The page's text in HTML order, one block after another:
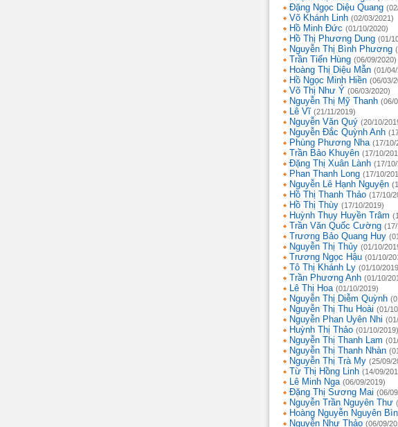
Đặng Ngọc Diệu Quang
Võ Khánh Linh (02/03/2021)
Hồ Minh Đức (01/10/2020)
Hồ Thị Phương Dung (01/
Nguyễn Thị Bình Phương
Trần Tiến Hùng (06/09/2020)
Hoàng Thị Diệu Mẫn (01/
Hồ Ngọc Minh Hiền (06/03/
Võ Thị Như Ý (06/03/2020)
Nguyễn Thị Mỹ Thanh (06/
Lê Vĩ (21/11/2019)
Nguyễn Văn Quý (20/10/
Nguyễn Đắc Quỳnh Anh
Phùng Phương Nha (17/10/
Trần Bảo Khuyên (17/10/
Đặng Thị Xuân Lành (17/
Phan Thanh Long (17/10/
Nguyễn Lê Hạnh Nguyện
Hồ Thị Thanh Thảo (17/10/
Hồ Thị Thùy (17/10/2019)
Huỳnh Thụy Huyền Trâm
Trần Văn Quốc Cường
Trương Bảo Quang Huy
Nguyễn Thị Thủy (01/10/
Trương Ngọc Hậu (01/10/
Tô Thị Khánh Ly (01/10/
Trần Phương Anh (01/10/
Lê Thị Hoa (01/10/2019)
Nguyễn Thị Diễm Quỳnh
Nguyễn Thị Thu Hoài (01/
Nguyễn Phan Uyên Nhi
Huỳnh Thị Thảo (01/10/2019)
Nguyễn Thị Thanh Lam
Nguyễn Thị Thanh Nhàn
Nguyễn Thị Trà My (25/09/
Từ Thị Hồng Linh (14/09/
Lê Minh Nga (06/09/2019)
Đặng Thị Sương Mai (06/
Nguyễn Trần Nguyên Thư
Hoàng Nguyễn Nguyên
Nguyễn Như Thảo (06/09/